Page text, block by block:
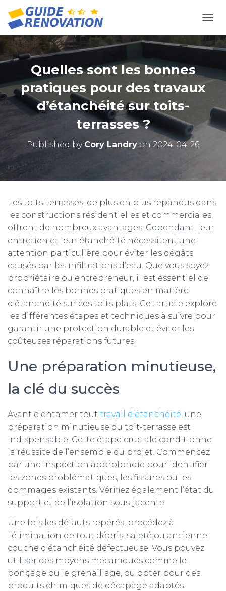
Quelles sont les bonnes
pratiques pour des travaux
d’étanchéité sur toits-
terrasses ?
Published by Cory Landry on 2024-04-26
Les toits-terrasses, de plus en plus répandus dans
les constructions résidentielles et commerciales,
offrent de nombreux avantages. Cependant, leur
entretien et leur étanchéité nécessitent une
attention particulière pour éviter les dégâts
causés par les infiltrations d’eau. Que vous soyez
propriétaire ou entrepreneur, il est essentiel de
connaître les bonnes pratiques en matière
d’étanchéité sur ces toits plats. Cet article explore
les différentes étapes et techniques à suivre pour
garantir une protection durable et éviter les
coûteuses réparations futures.
Une préparation minutieuse,
la clé du succès
Avant d’entamer tout travail d’étanchéité, une
préparation minutieuse du toit-terrasse est
indispensable. Cette étape cruciale conditionne
la réussite de l’ensemble du projet. Commencez
par une inspection approfondie pour identifier
les zones problématiques, les fissures ou les
dommages existants. Vérifiez également l’état du
support et de l’isolation sous-jacente.
Une fois les défauts repérés, procédez à
l’élimination de tout débris, saleté ou ancienne
couche d’étanchéité défectueuse. Vous pouvez
utiliser des moyens mécaniques comme le
ponçage ou le grenaillage, ou opter pour des
produits chimiques de décapage adaptés.